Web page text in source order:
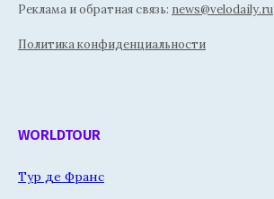
Реклама и обратная связь: news@velodaily.ru
Политика конфиденциальности
WORLDTOUR
Тур де Франс